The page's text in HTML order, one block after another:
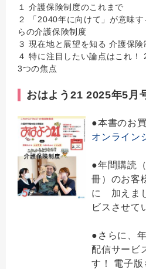
１ 介護保険制度のこれまで
２ 「2040年に向けて」が意味
らの介護保険制度
３ 現在地と展望を知る 介護保
４ 特に注目したい論点はこれ
3つの焦点
おはよう21 2025年5月
●本書のお
オンライン
●年間購読
冊）のお客
に 加えま
ビスさせて
●さらに、
配信サービ
す！ 電子版